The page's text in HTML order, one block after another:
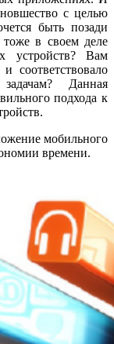
с целью
быть позади
в своем деле
устройств? Вам
соответствовало
Данная
подхода к
мобильного
времени.